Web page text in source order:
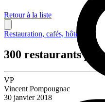
Retour à la liste
Restauration, cafés, hôtellerie
300 restaurants
VP
Vincent Pompougnac
30 janvier 2018